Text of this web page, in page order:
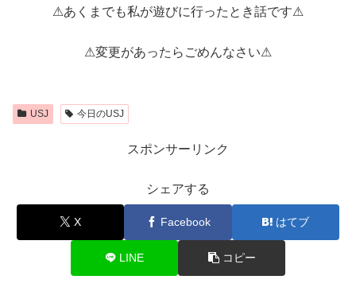
⚠あくまでも私が遊びに行ったとき話です⚠
⚠変更があったらごめんなさい⚠
USJ 今日のUSJ
スポンサーリンク
シェアする
X Facebook はてブ
LINE コピー